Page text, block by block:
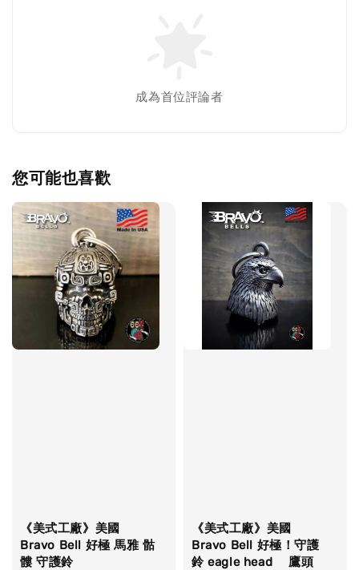
成為首位評論者
您可能也喜歡
《美式工廠》美國
Bravo Bell 好極 馬雅 骷
髏 守護鈴
《美式工廠》美國
Bravo Bell 好極！守護
鈴 eagle head 鷹頭